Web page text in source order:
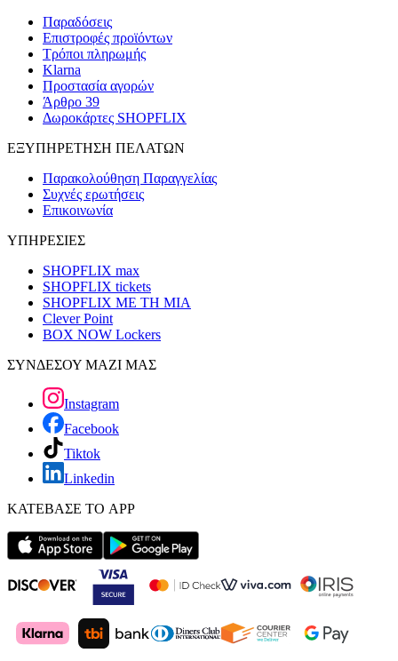
Παραδόσεις
Επιστροφές προϊόντων
Τρόποι πληρωμής
Klarna
Προστασία αγορών
Άρθρο 39
Δωροκάρτες SHOPFLIX
ΕΞΥΠΗΡΕΤΗΣΗ ΠΕΛΑΤΩΝ
Παρακολούθηση Παραγγελίας
Συχνές ερωτήσεις
Επικοινωνία
ΥΠΗΡΕΣΙΕΣ
SHOPFLIX max
SHOPFLIX tickets
SHOPFLIX ΜΕ ΤΗ ΜΙΑ
Clever Point
BOX NOW Lockers
ΣΥΝΔΕΣΟΥ ΜΑΖΙ ΜΑΣ
Instagram
Facebook
Tiktok
Linkedin
ΚΑΤΕΒΑΣΕ ΤΟ APP